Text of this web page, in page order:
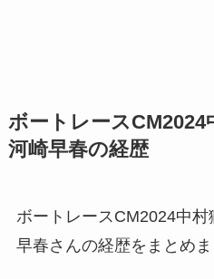
ボートレースCM2024
河崎早春の経歴
ボートレースCM2024中
早春さんの経歴をまとめま